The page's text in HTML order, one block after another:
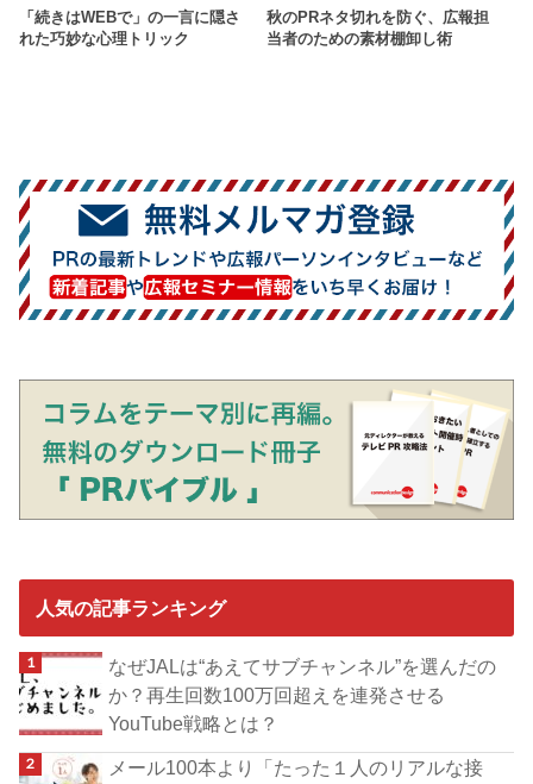
「続きはWEBで」の一言に隠さ
れた巧妙な心理トリック
秋のPRネタ切れを防ぐ、広報担
当者のための素材棚卸し術
人気の記事ランキング
なぜJALは“あえてサブチャンネル”を選んだの
か？再生回数100万回超えを連発させる
YouTube戦略とは？
メール100本より「たった１人のリアルな接